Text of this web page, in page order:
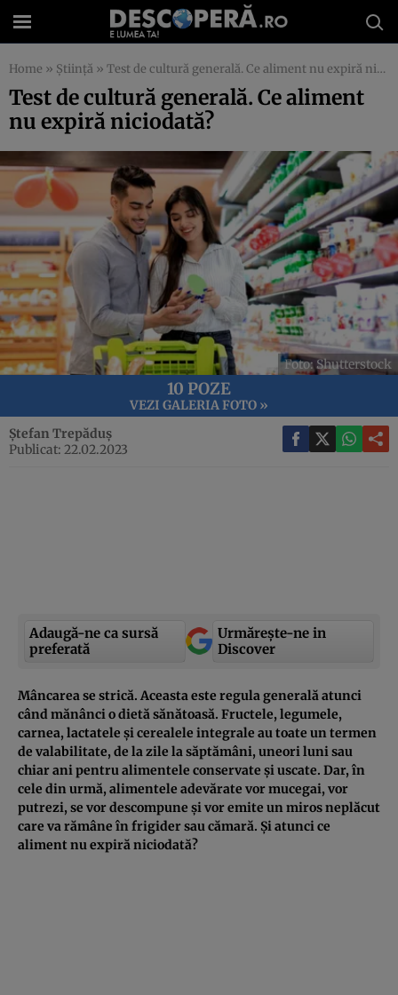
Home » Știință » Test de cultură generală. Ce aliment nu expiră niciodată?
Test de cultură generală. Ce aliment
nu expiră niciodată?
Foto: Shutterstock
10 POZE
VEZI GALERIA FOTO »
Ștefan Trepăduș
Publicat: 22.02.2023
Adaugă-ne ca sursă
preferată
Urmărește-ne in
Discover
Mâncarea se strică. Aceasta este regula generală atunci
când mănânci o dietă sănătoasă. Fructele, legumele,
carnea, lactatele și cerealele integrale au toate un termen
de valabilitate, de la zile la săptămâni, uneori luni sau
chiar ani pentru alimentele conservate și uscate. Dar, în
cele din urmă, alimentele adevărate vor mucegai, vor
putrezi, se vor descompune și vor emite un miros neplăcut
care va rămâne în frigider sau cămară. Și atunci ce
aliment nu expiră niciodată?